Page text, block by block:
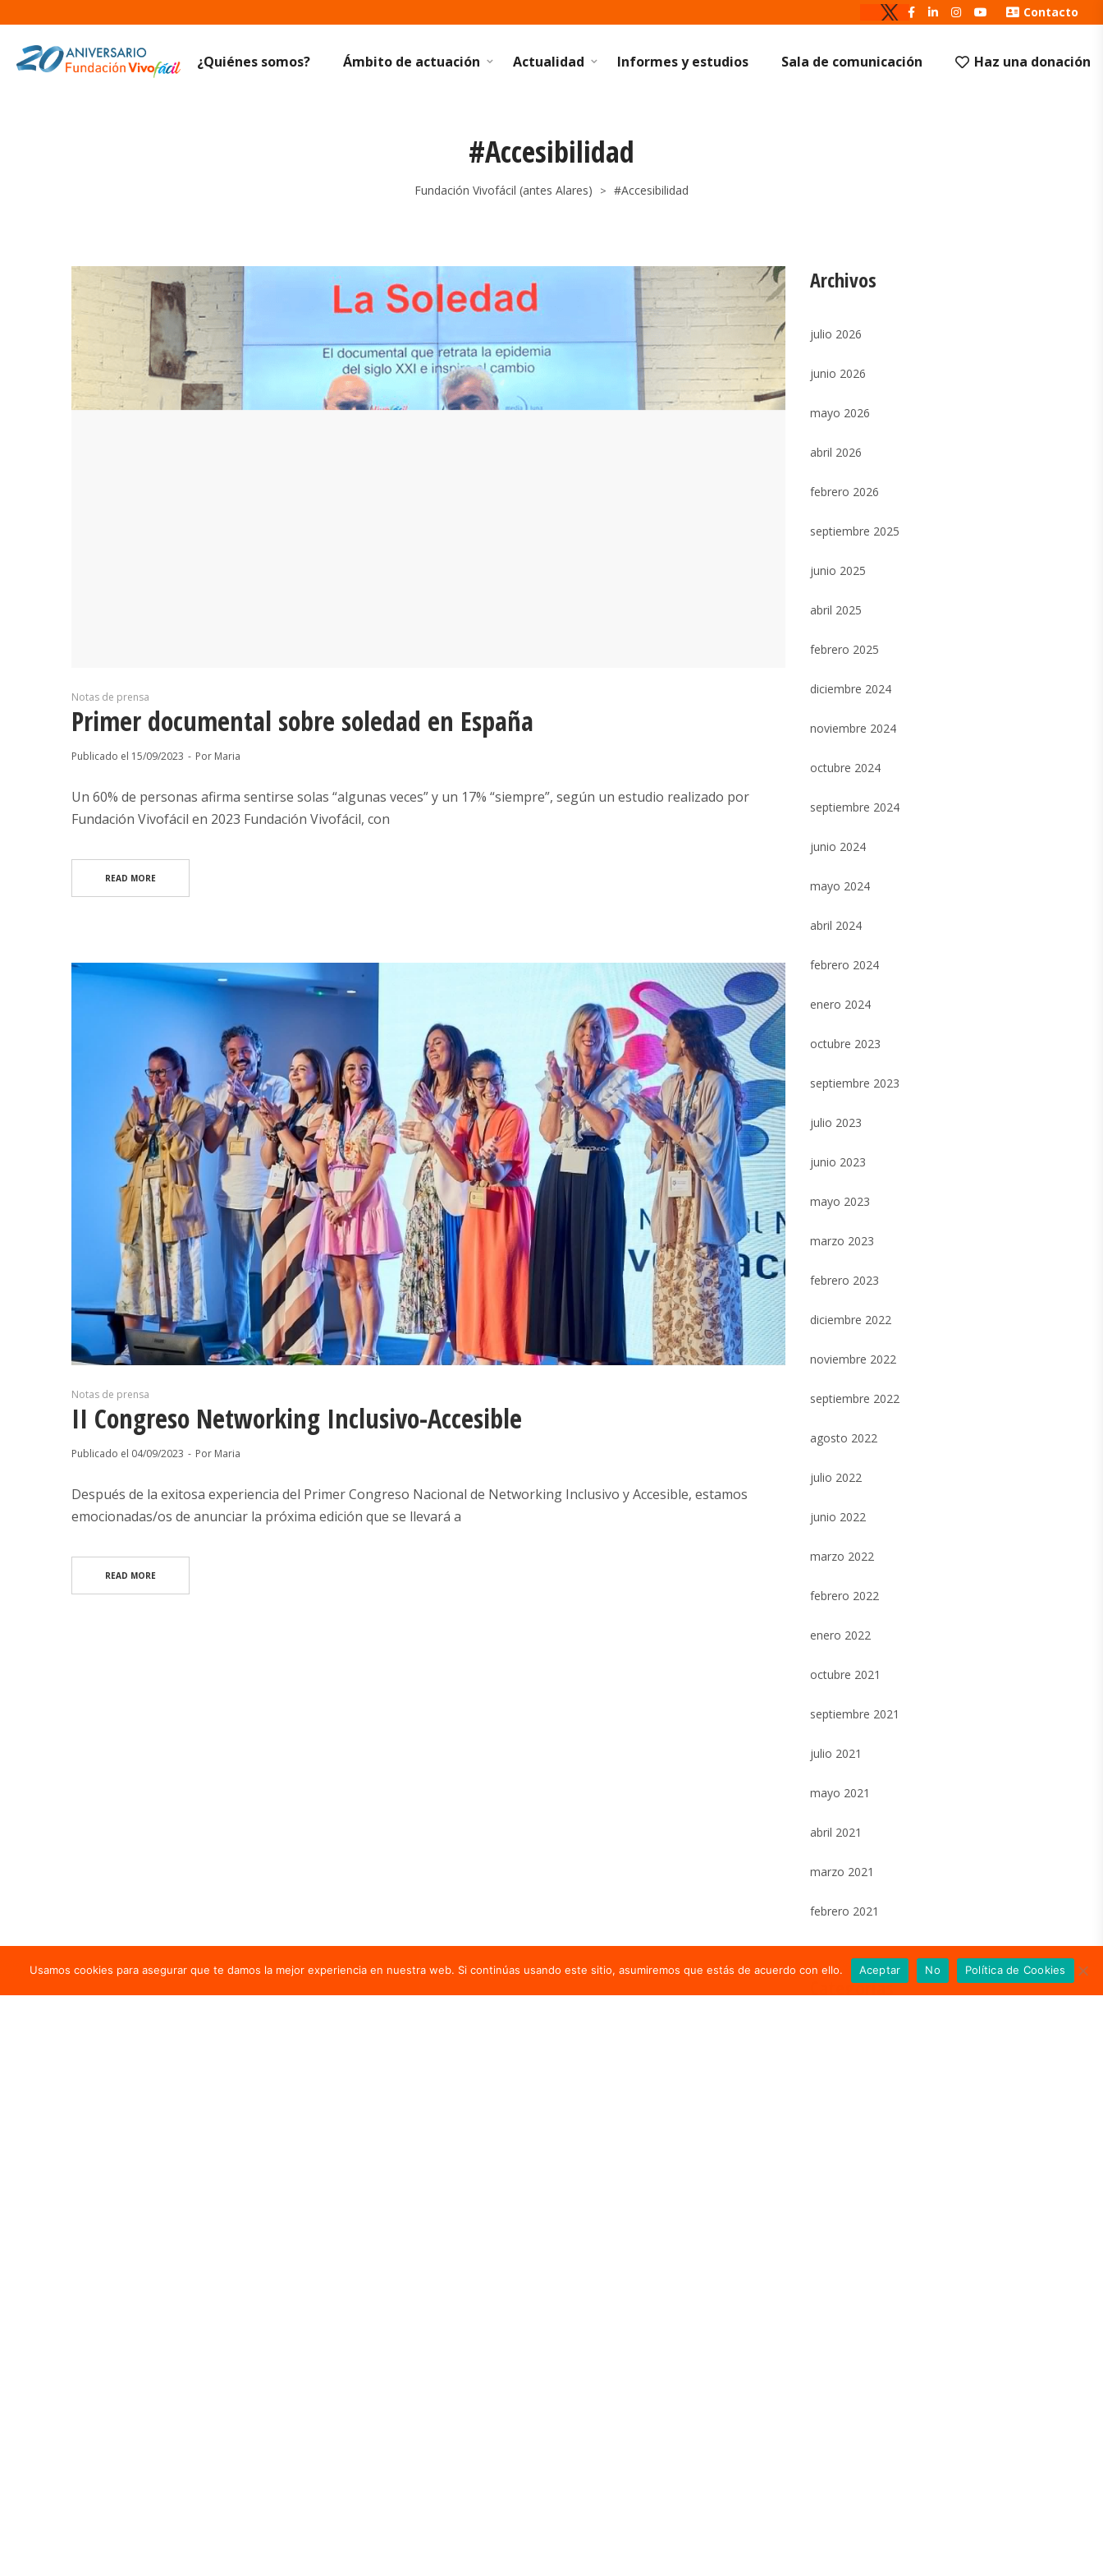
Contacto
¿Quiénes somos? Ámbito de actuación Actualidad Informes y estudios Sala de comunicación Haz una donación
#Accesibilidad
Fundación Vivofácil (antes Alares) > #Accesibilidad
Notas de prensa
Primer documental sobre soledad en España
Publicado el 15/09/2023 Por Maria
Un 60% de personas afirma sentirse solas “algunas veces” y un 17% “siempre”, según un estudio realizado por
Fundación Vivofácil en 2023 Fundación Vivofácil, con
READ MORE
Notas de prensa
II Congreso Networking Inclusivo-Accesible
Publicado el 04/09/2023 Por Maria
Después de la exitosa experiencia del Primer Congreso Nacional de Networking Inclusivo y Accesible, estamos
emocionadas/os de anunciar la próxima edición que se llevará a
READ MORE
Archivos
julio 2026
junio 2026
mayo 2026
abril 2026
febrero 2026
septiembre 2025
junio 2025
abril 2025
febrero 2025
diciembre 2024
noviembre 2024
octubre 2024
septiembre 2024
junio 2024
mayo 2024
abril 2024
febrero 2024
enero 2024
octubre 2023
septiembre 2023
julio 2023
junio 2023
mayo 2023
marzo 2023
febrero 2023
diciembre 2022
noviembre 2022
septiembre 2022
agosto 2022
julio 2022
junio 2022
marzo 2022
febrero 2022
enero 2022
octubre 2021
septiembre 2021
julio 2021
mayo 2021
abril 2021
marzo 2021
febrero 2021
Categorías
Usamos cookies para asegurar que te damos la mejor experiencia en nuestra web. Si continúas usando este sitio, asumiremos que estás de acuerdo con ello. Aceptar No Política de Cookies